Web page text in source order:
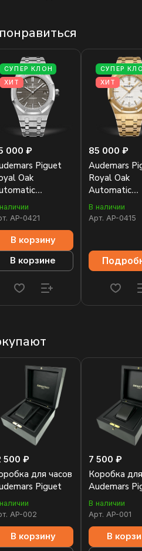
СУПЕР КЛОН
ХИТ
000 ₽
Piguet
Oak
AP-0421
В корзину
В корзине
СУПЕР
ХИТ
85 000 ₽
Audemars
Royal Oak
Automatic
В наличии
Арт. AP-0415
500 ₽
для часов
Piguet
AP-002
В корзину
7 500 ₽
Коробка
Audemars
В наличии
Арт. AP-001
В